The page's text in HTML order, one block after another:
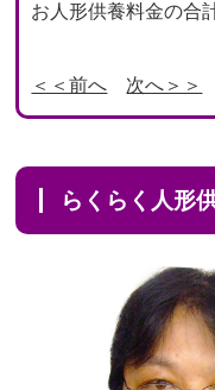
お人形供養料金の合
＜＜前へ 次へ＞＞
らくらく人